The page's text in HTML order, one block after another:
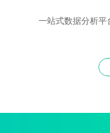
一站式数据分析